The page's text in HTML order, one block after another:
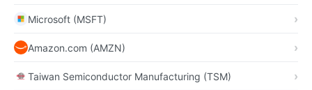
Microsoft (MSFT)
Amazon.com (AMZN)
Taiwan Semiconductor Manufacturing (TSM)